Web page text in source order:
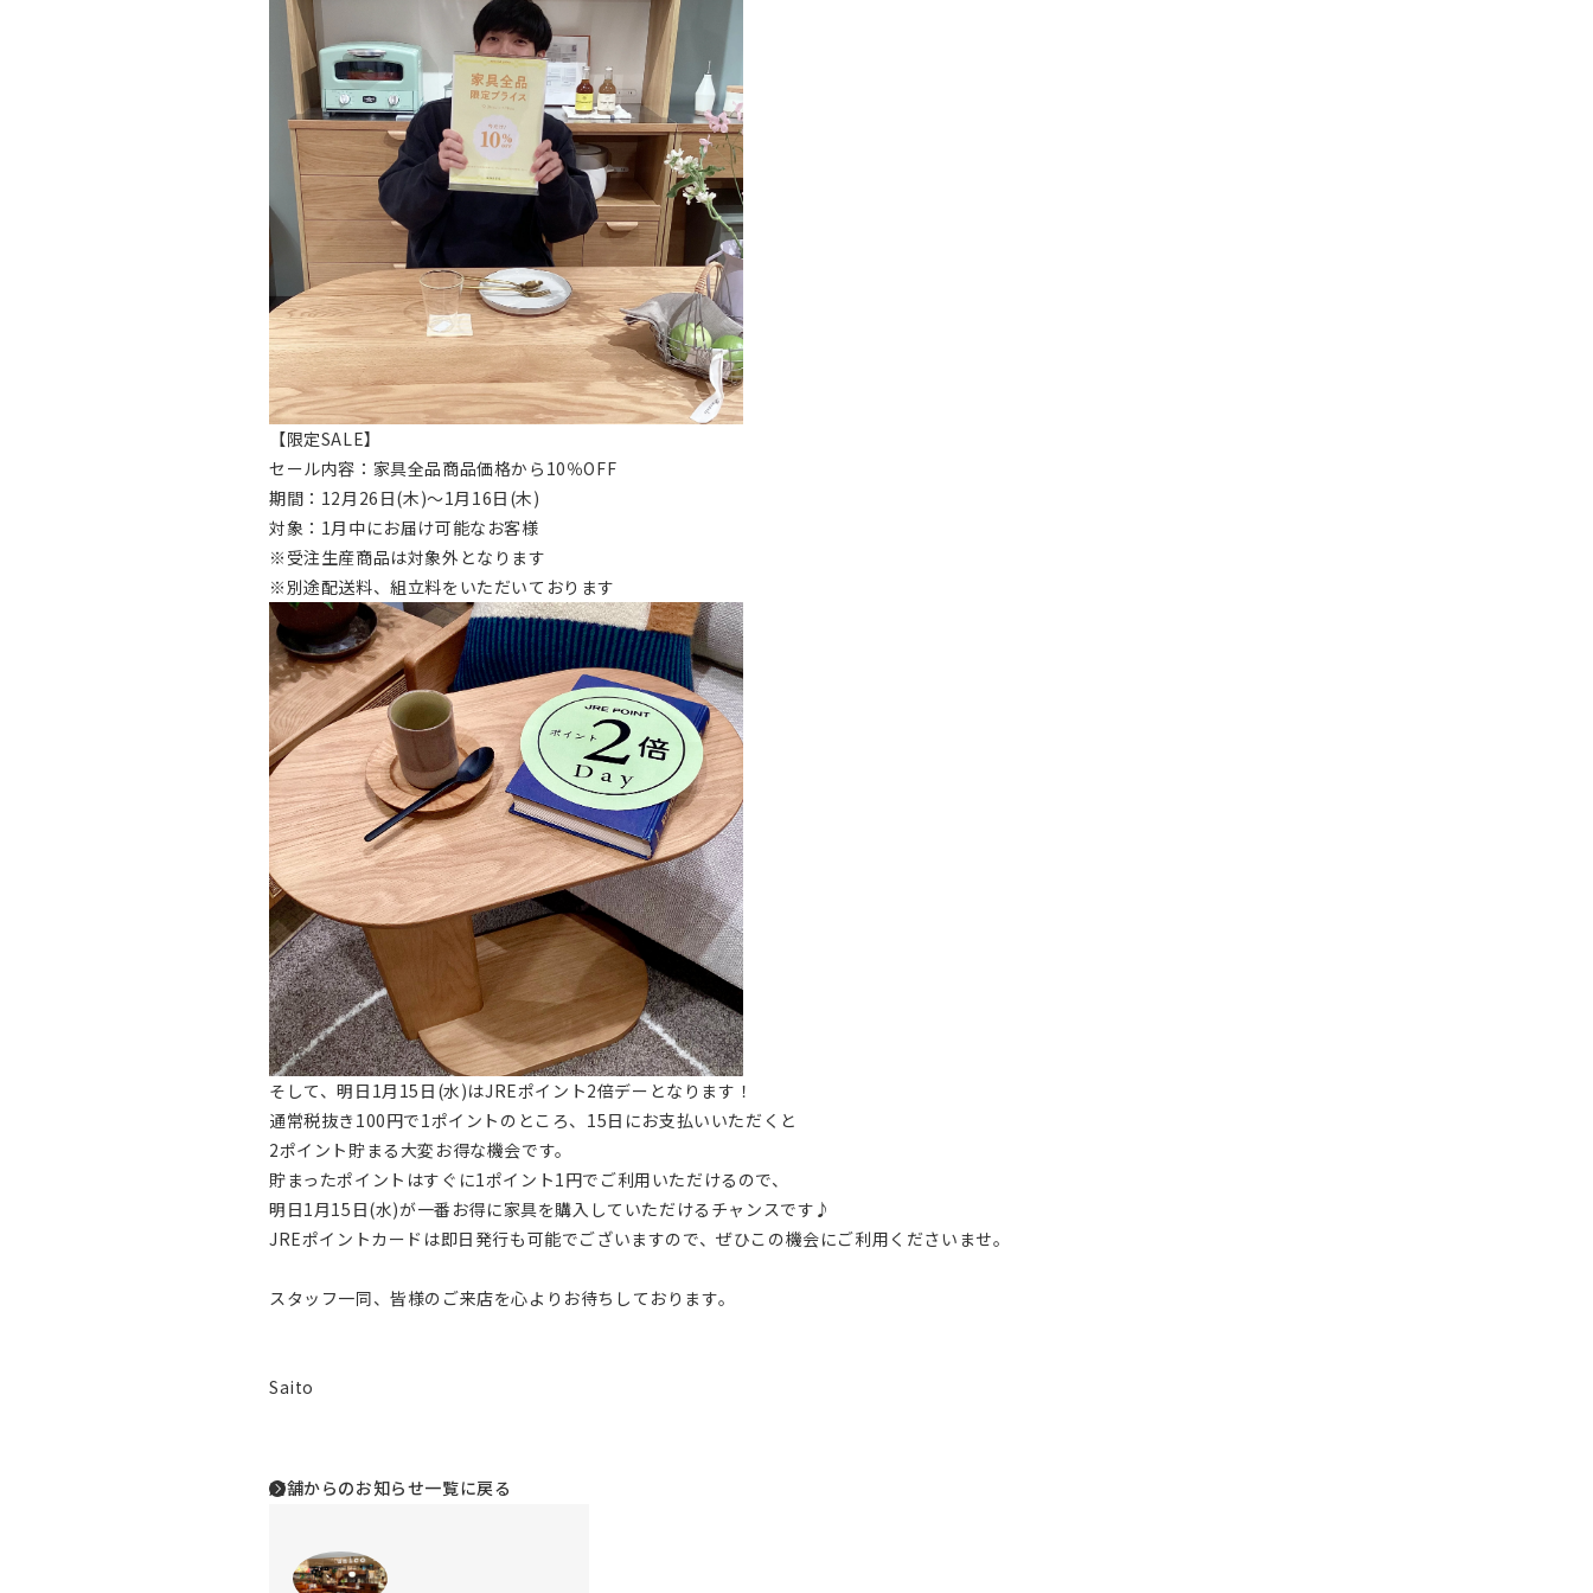
【限定SALE】
セール内容：家具全品商品価格から10％OFF
期間：12月26日(木)～1月16日(木)
対象：1月中にお届け可能なお客様
※受注生産商品は対象外となります
※別途配送料、組立料をいただいております
そして、明日1月15日(水)はJREポイント2倍デーとなります！
通常税抜き100円で1ポイントのところ、15日にお支払いいただくと
2ポイント貯まる大変お得な機会です。
貯まったポイントはすぐに1ポイント1円でご利用いただけるので、
明日1月15日(水)が一番お得に家具を購入していただけるチャンスです♪
JREポイントカードは即日発行も可能でございますので、ぜひこの機会にご利用くださいませ。
スタッフ一同、皆様のご来店を心よりお待ちしております。
Saito
店舗からのお知らせ一覧に戻る